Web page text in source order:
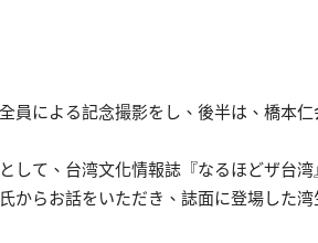
員による記念撮影をし、後半は、橋本
して、台湾文化情報誌『なるほどザ台
からお話をいただき、誌面に登場した